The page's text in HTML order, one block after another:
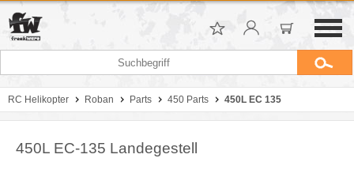
RC Helikopter Roban Parts 450 Parts 450L EC 135
450L EC-135 Landegestell